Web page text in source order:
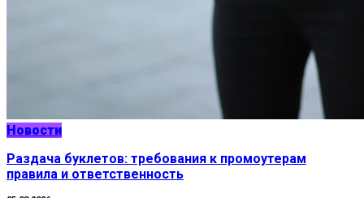
Новости
Раздача буклетов: требования к промоутерам
правила и ответственность